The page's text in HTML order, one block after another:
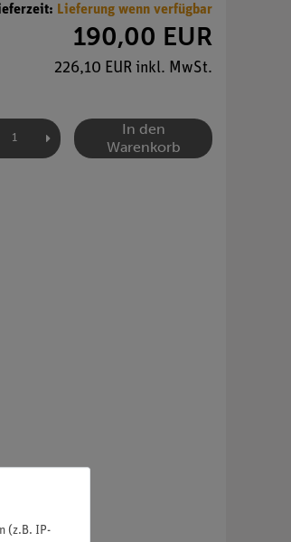
Lieferung wenn verfügbar
190,00 EUR
226,10 EUR inkl. MwSt.
In den
Warenkorb
(z.B. IP-